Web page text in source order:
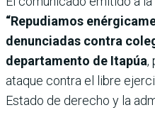
“Repudiamos
denunciadas contra
departamento de Itapúa,
ataque contra el libre
Estado de derecho y la